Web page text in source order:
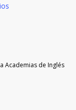
Academias de Inglés